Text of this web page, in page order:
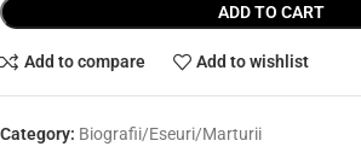
ADD TO CART
Add to compare Add to wishlist
Category: Biografii/Eseuri/Marturii